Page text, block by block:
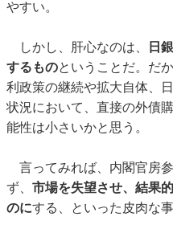
やすい。
しかし、肝心なのは、
日
するものということだ。だ
利政策の継続や拡大自体、
状況において、直接の外債
能性は小さいかと思う。
言ってみれば、内閣官房
ず、 市場を失望させ、結果
のにする、といった皮肉な